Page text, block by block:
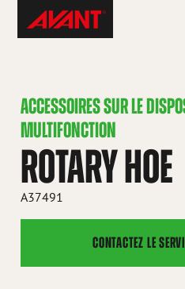
content
Avant
Tecno
France
ACCESSOIRES SUR LE
MULTIFONCTION
ROTARY HOE
A37491
CONTACTEZ LE